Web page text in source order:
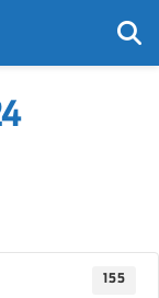
155